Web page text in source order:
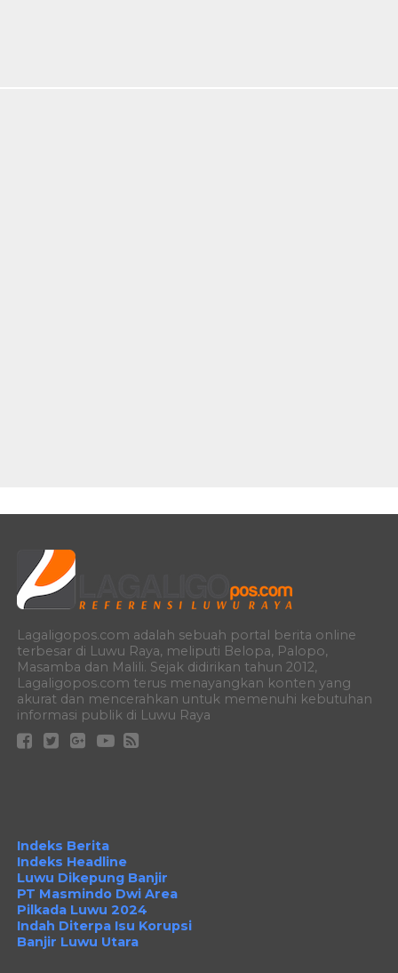
Lagaligopos.com adalah sebuah portal berita online
terbesar di Luwu Raya, meliputi Belopa, Palopo,
Masamba dan Malili. Sejak didirikan tahun 2012,
Lagaligopos.com terus menayangkan konten yang
akurat dan mencerahkan untuk memenuhi kebutuhan
informasi publik di Luwu Raya
Indeks Berita
Indeks Headline
Luwu Dikepung Banjir
PT Masmindo Dwi Area
Pilkada Luwu 2024
Indah Diterpa Isu Korupsi
Banjir Luwu Utara